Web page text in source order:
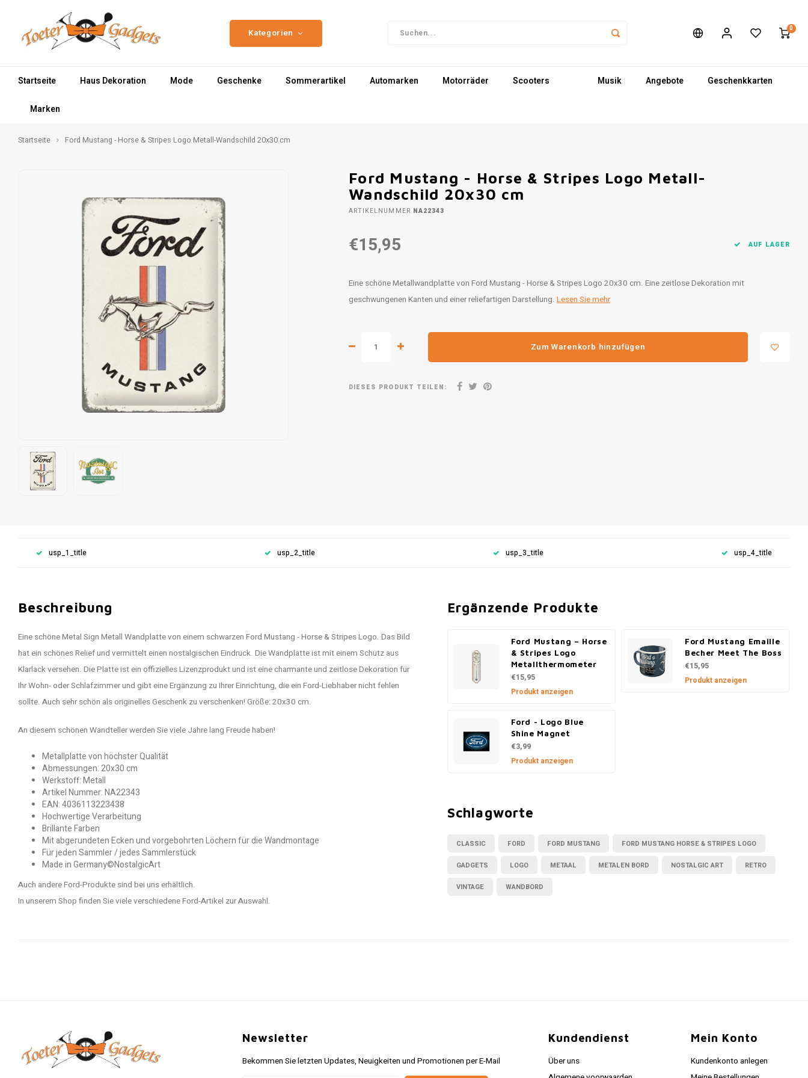
Kategorien 0
Startseite Haus Dekoration Mode Geschenke Sommerartikel Automarken Motorräder Scooters Musik Angebote Geschenkkarten
Marken
Startseite Ford Mustang - Horse & Stripes Logo Metall-Wandschild 20x30 cm
Ford Mustang - Horse & Stripes Logo Metall-
Wandschild 20x30 cm
ARTIKELNUMMER NA22343
€15,95 AUF LAGER
Eine schöne Metallwandplatte von Ford Mustang - Horse & Stripes Logo 20x30 cm. Eine zeitlose Dekoration mit
geschwungenen Kanten und einer reliefartigen Darstellung. Lesen Sie mehr
Zum Warenkorb hinzufügen
DIESES PRODUKT TEILEN:
usp_1_title usp_2_title usp_3_title usp_4_title
Beschreibung
Eine schöne Metal Sign Metall Wandplatte von einem schwarzen Ford Mustang - Horse & Stripes Logo. Das Bild
hat ein schönes Relief und vermittelt einen nostalgischen Eindruck. Die Wandplatte ist mit einem Schutz aus
Klarlack versehen. Die Platte ist ein offizielles Lizenzprodukt und ist eine charmante und zeitlose Dekoration für
Ihr Wohn- oder Schlafzimmer und gibt eine Ergänzung zu Ihrer Einrichtung, die ein Ford-Liebhaber nicht fehlen
sollte. Auch sehr schön als originelles Geschenk zu verschenken! Größe: 20x30 cm.
An diesem schönen Wandteller werden Sie viele Jahre lang Freude haben!
Metallplatte von höchster Qualität
Abmessungen: 20x30 cm
Werkstoff: Metall
Artikel Nummer: NA22343
EAN: 4036113223438
Hochwertige Verarbeitung
Brillante Farben
Mit abgerundeten Ecken und vorgebohrten Löchern für die Wandmontage
Für jeden Sammler / jedes Sammlerstück
Made in Germany©NostalgicArt
Auch andere Ford-Produkte sind bei uns erhältlich.
In unserem Shop finden Sie viele verschiedene Ford-Artikel zur Auswahl.
Ergänzende Produkte
Ford Mustang – Horse
& Stripes Logo
Metallthermometer
€15,95
Produkt anzeigen
Ford Mustang Emaille
Becher Meet The Boss
€15,95
Produkt anzeigen
Ford - Logo Blue
Shine Magnet
€3,99
Produkt anzeigen
Schlagworte
CLASSIC FORD FORD MUSTANG FORD MUSTANG HORSE & STRIPES LOGO
GADGETS LOGO METAAL METALEN BORD NOSTALGIC ART RETRO
VINTAGE WANDBORD
Newsletter
Bekommen Sie letzten Updates, Neuigkeiten und Promotionen per E-Mail
Kundendienst
Über uns
Mein Konto
Kundenkonto anlegen